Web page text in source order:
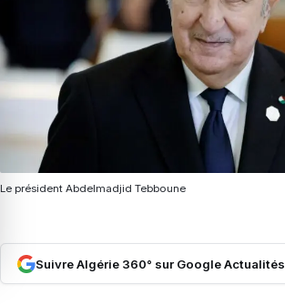
Le président Abdelmadjid Tebboune
Suivre Algérie 360° sur Google Actualités